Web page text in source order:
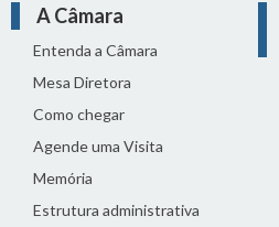
A Câmara
Entenda a Câmara
Mesa Diretora
Como chegar
Agende uma Visita
Memória
Estrutura administrativa